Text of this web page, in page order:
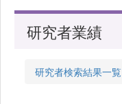
研究者業績
研究者検索結果一覧